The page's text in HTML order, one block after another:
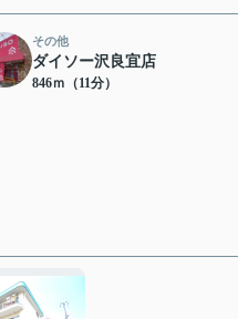
その他
ダイソー沢良宜店
846ｍ（11分）